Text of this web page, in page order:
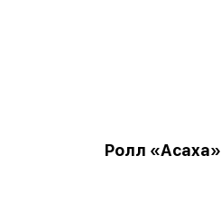
Ролл «Асаха»